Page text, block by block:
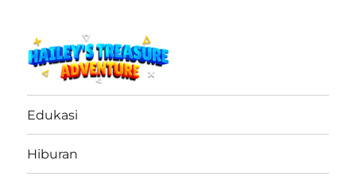
haileystreasureadventure.net
Edukasi
Hiburan